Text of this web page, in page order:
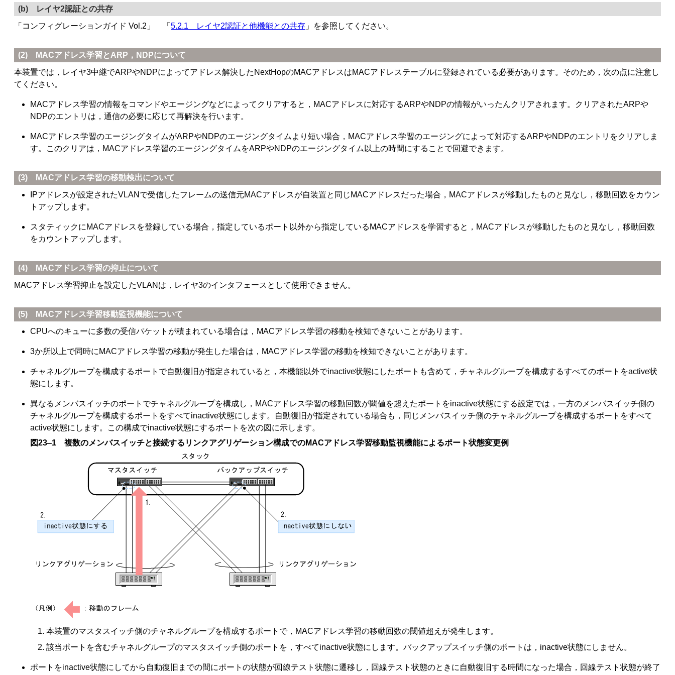
(b) レイヤ2認証との共存
「 コンフィグレーションガイド Vol.2 」 「 5.2.1 レイヤ2認証と他機能との共存 」を参照してください。
(2) MACアドレス学習とARP，NDPについて
本装置では，レイヤ3中継でARPやNDPによってアドレス解決したNextHopのMACアドレスはMACアドレステーブルに登録されている必要があります。そのため，次の点に注意し
てください。
MACアドレス学習の情報をコマンドやエージングなどによってクリアすると，MACアドレスに対応するARPやNDPの情報がいったんクリアされます。クリアされたARPや
NDPのエントリは，通信の必要に応じて再解決を行います。
MACアドレス学習のエージングタイムがARPやNDPのエージングタイムより短い場合，MACアドレス学習のエージングによって対応するARPやNDPのエントリをクリアしま
す。このクリアは，MACアドレス学習のエージングタイムをARPやNDPのエージングタイム以上の時間にすることで回避できます。
(3) MACアドレス学習の移動検出について
IPアドレスが設定されたVLANで受信したフレームの送信元MACアドレスが自装置と同じMACアドレスだった場合，MACアドレスが移動したものと見なし，移動回数をカウン
トアップします。
スタティックにMACアドレスを登録している場合，指定しているポート以外から指定しているMACアドレスを学習すると，MACアドレスが移動したものと見なし，移動回数
をカウントアップします。
(4) MACアドレス学習の抑止について
MACアドレス学習抑止を設定したVLANは，レイヤ3のインタフェースとして使用できません。
(5) MACアドレス学習移動監視機能について
CPUへのキューに多数の受信パケットが積まれている場合は，MACアドレス学習の移動を検知できないことがあります。
3か所以上で同時にMACアドレス学習の移動が発生した場合は，MACアドレス学習の移動を検知できないことがあります。
チャネルグループを構成するポートで自動復旧が指定されていると，本機能以外でinactive状態にしたポートも含めて，チャネルグループを構成するすべてのポートをactive状
態にします。
異なるメンバスイッチのポートでチャネルグループを構成し，MACアドレス学習の移動回数が閾値を超えたポートをinactive状態にする設定では，一方のメンバスイッチ側の
チャネルグループを構成するポートをすべてinactive状態にします。自動復旧が指定されている場合も，同じメンバスイッチ側のチャネルグループを構成するポートをすべて
active状態にします。この構成でinactive状態にするポートを次の図に示します。
図23‒1 複数のメンバスイッチと接続するリンクアグリゲーション構成でのMACアドレス学習移動監視機能によるポート状態変更例
本装置のマスタスイッチ側のチャネルグループを構成するポートで，MACアドレス学習の移動回数の閾値超えが発生します。
該当ポートを含むチャネルグループのマスタスイッチ側のポートを，すべてinactive状態にします。バックアップスイッチ側のポートは，inactive状態にしません。
ポートをinactive状態にしてから自動復旧までの間にポートの状態が回線テスト状態に遷移し，回線テスト状態のときに自動復旧する時間になった場合，回線テスト状態が終了